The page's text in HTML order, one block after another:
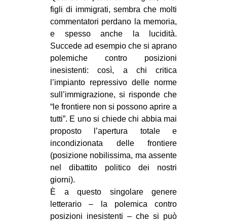
figli di immigrati, sembra che molti
commentatori perdano la memoria,
e spesso anche la lucidità.
Succede ad esempio che si aprano
polemiche contro posizioni
inesistenti: così, a chi critica
l’impianto repressivo delle norme
sull’immigrazione, si risponde che
“le frontiere non si possono aprire a
tutti”. E uno si chiede chi abbia mai
proposto l’apertura totale e
incondizionata delle frontiere
(posizione nobilissima, ma assente
nel dibattito politico dei nostri
giorni).
È a questo singolare genere
letterario – la polemica contro
posizioni inesistenti – che si può